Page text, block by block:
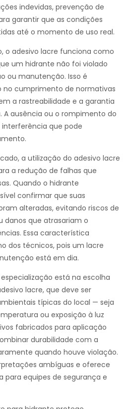
indevidas, prevenção de
garantir que as condições
até o momento de uso real.
o adesivo lacre funciona como
um hidrante não foi violado
ou manutenção. Isso é
no cumprimento de normativas
a rastreabilidade e a garantia
A ausência ou o rompimento do
que pode
a utilização do adesivo lacre
a redução de falhas que
Quando o hidrante
confirmar que suas
alteradas, evitando riscos de
danos que atrasariam o
Essa característica
dos técnicos, pois um lacre
está em dia.
está na escolha
lacre, que deve ser
típicas do local — seja
ou exposição à luz
fabricados para aplicação
durabilidade com a
quando houve violação.
ambíguas e oferece
para equipes de segurança e